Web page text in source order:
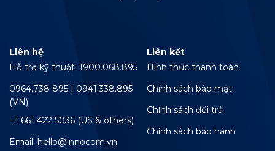
Liên hệ
Hỗ trợ kỹ thuật: 1900.068.895
0964.738 895 | 0941.338.895
(VN)
+1 661 422 5036 (US & others)
Email: hello@innocom.vn
Liên kết
Hình thức thanh toán
Chính sách bảo mật
Chính sách đổi trả
Chính sách bảo hành